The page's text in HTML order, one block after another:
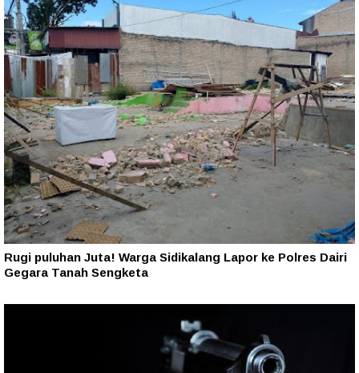
Rugi puluhan Juta! Warga Sidikalang Lapor ke Polres Dairi
Gegara Tanah Sengketa